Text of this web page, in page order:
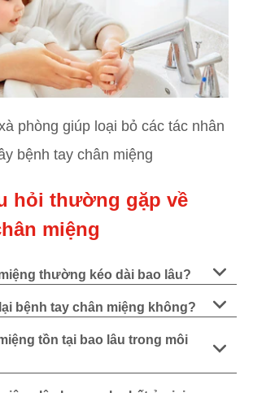
phòng giúp loại bỏ các tác nhân
bệnh tay chân miệng
hỏi thường gặp về
miệng
thường kéo dài bao lâu?
bệnh tay chân miệng không?
tồn tại bao lâu trong môi